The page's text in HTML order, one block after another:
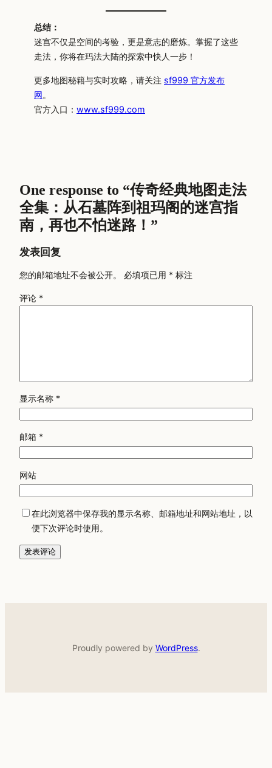
总结：
迷宫不仅是空间的考验，更是意志的磨炼。掌握了这些
走法，你将在玛法大陆的探索中快人一步！
更多地图秘籍与实时攻略，请关注 sf999 官方发布
网。
官方入口： www.sf999.com
One response to “传奇经典地图走法
全集：从石墓阵到祖玛阁的迷宫指
南，再也不怕迷路！”
发表回复
您的邮箱地址不会被公开。 必填项已用 * 标注
评论 *
显示名称 *
邮箱 *
网站
在此浏览器中保存我的显示名称、邮箱地址和网站地址，以
便下次评论时使用。
Proudly powered by WordPress.